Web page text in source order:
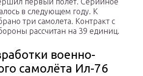
в следующем году. К
три самолета. Контракт с
рассчитан на 39 единиц.
военно-
самолёта Ил-76